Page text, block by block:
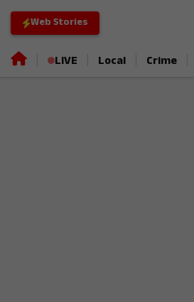
Web Stories
LIVE Local Crime